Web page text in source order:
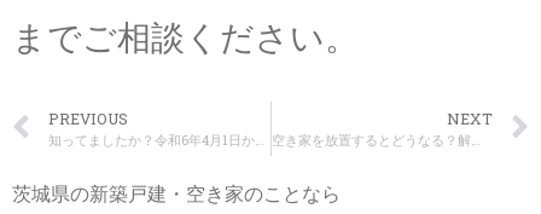
までご相談ください。
PREVIOUS NEXT
空き家を放置するとどうなる？解決策は？
茨城県の新築戸建・空き家のことなら